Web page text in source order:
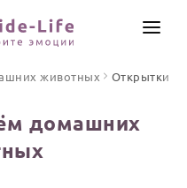
животных Открытки
домашних